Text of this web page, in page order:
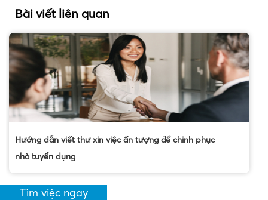
Bài viết liên quan
Hướng dẫn viết thư xin việc ấn tượng để chinh phục
nhà tuyển dụng
Tìm việc ngay